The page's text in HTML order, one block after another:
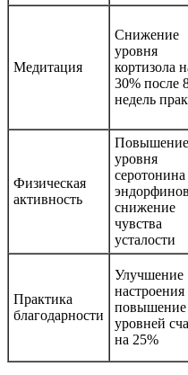
Медитация
Снижение
уровня
кортизола
30% после
недель
Физическая
активность
Повышение
уровня
серотонина
снижение
чувства
усталости
Практика
благодарности
Улучшение
настроения
повышение
уровней
на 25%